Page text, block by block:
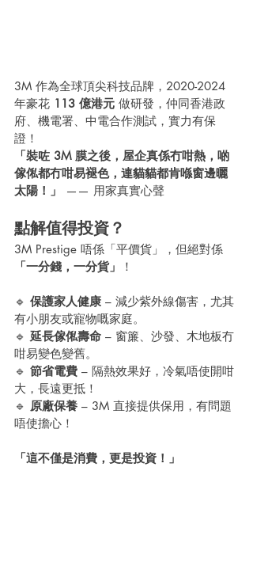
3M 作為全球頂尖科技品牌，2020-2024
年豪花 113 億港元 做研發，仲同香港政
府、機電署、中電合作測試，實力有保
證！
「裝咗 3M 膜之後，屋企真係冇咁熱，啲
傢俬都冇咁易褪色，連貓貓都肯喺窗邊曬
太陽！」
—— 用家真實心聲
點解值得投資？
3M Prestige 唔係「平價貨」，但絕對係
「一分錢，一分貨」
！
🔹 保護家人健康 – 減少紫外線傷害，尤其
有小朋友或寵物嘅家庭。
🔹 延長傢俬壽命 – 窗簾、沙發、木地板冇
咁易變色變舊。
🔹 節省電費 – 隔熱效果好，冷氣唔使開咁
大，長遠更抵！
🔹 原廠保養 – 3M 直接提供保用，有問題
唔使擔心！
「這不僅是消費，更是投資！」